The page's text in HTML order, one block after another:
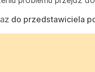
do przedstawiciela